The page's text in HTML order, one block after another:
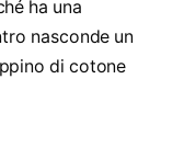
ha una
nasconde un
di cotone